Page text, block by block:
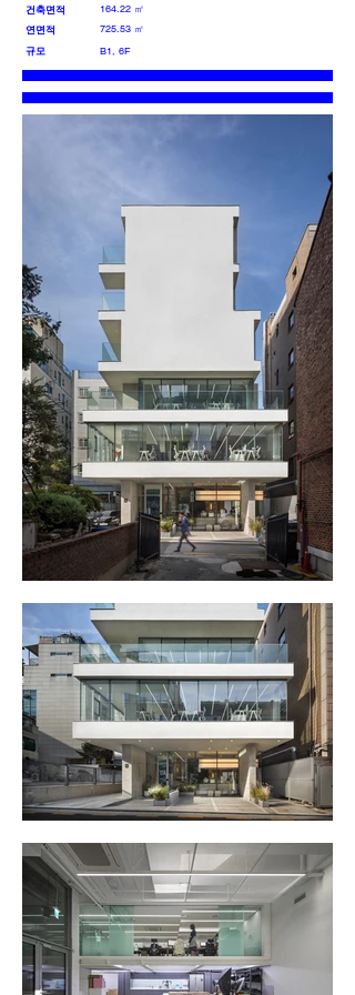
건축면적
164.22 ㎡
연면적
725.53 ㎡
규모
B1, 6F